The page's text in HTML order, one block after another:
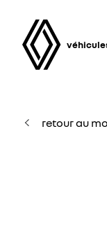
retour au